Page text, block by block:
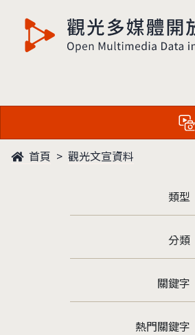
觀光多媒體開放資料
首頁 觀光文宣資料
類型
分類
關鍵字
熱門關鍵字